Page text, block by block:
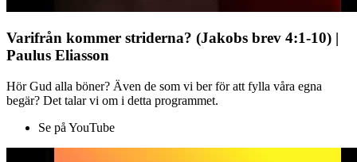
Varifrån kommer striderna? (Jakobs brev 4:1-10) |
Paulus Eliasson
Hör Gud alla böner? Även de som vi ber för att fylla våra egna
begär? Det talar vi om i detta programmet.
Se på YouTube